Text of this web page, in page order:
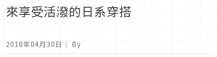
來享受活潑的日系穿搭
2018年04月30日 ｜ By